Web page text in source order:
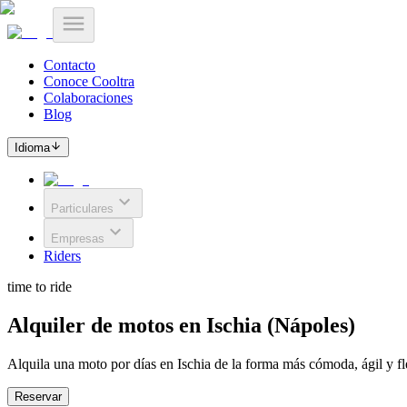
Contacto
Conoce Cooltra
Colaboraciones
Blog
Idioma
Particulares
Empresas
Riders
time to ride
Alquiler de motos en Ischia (Nápoles)
Alquila una moto por días en Ischia de la forma más cómoda, ágil y
Reservar